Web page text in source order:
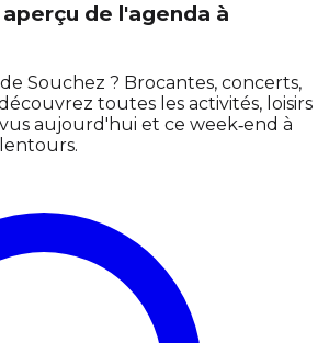
de l'agenda à
Souchez ? Brocantes, concerts,
toutes les activités, loisirs
aujourd'hui et ce week‑end à